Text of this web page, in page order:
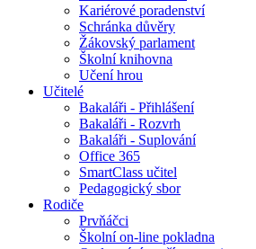
Kariérové poradenství
Schránka důvěry
Žákovský parlament
Školní knihovna
Učení hrou
Učitelé
Bakaláři - Přihlášení
Bakaláři - Rozvrh
Bakaláři - Suplování
Office 365
SmartClass učitel
Pedagogický sbor
Rodiče
Prvňáčci
Školní on-line pokladna